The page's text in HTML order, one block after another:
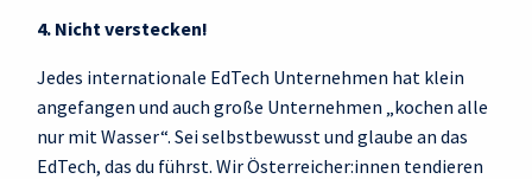
4. Nicht verstecken!
Jedes internationale EdTech Unternehmen hat klein
angefangen und auch große Unternehmen „kochen alle
nur mit Wasser“. Sei selbstbewusst und glaube an das
EdTech, das du führst. Wir Österreicher:innen tendieren